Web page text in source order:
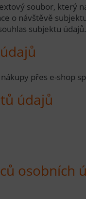
soubor, který
o návštěvě
subjektu údajů.
přes e-shop
údajů
osobních